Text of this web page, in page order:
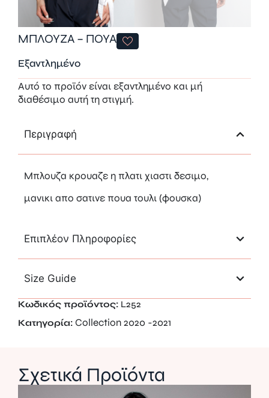
ΜΠΛΟΥΖΑ – ΠΟΥΑ
Εξαντλημένο
Αυτό το προϊόν είναι εξαντλημένο και μή
διαθέσιμο αυτή τη στιγμή.
Περιγραφή
Mπλουζα κρουαζε η πλατι χιαστι δεσιμο,
μανικι απο σατινε πουα τουλι (φουσκα)
Επιπλέον Πληροφορίες
Size Guide
Κωδικός προϊόντος: L252
Κατηγορία: Collection 2020 -2021
Σχετικά Προϊόντα